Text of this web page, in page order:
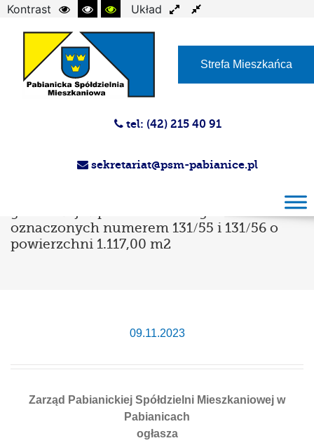
Kontrast
Układ
Strefa Mieszkańca
tel: (42) 215 40 91
sekretariat@psm-pabianice.pl
oznaczonych numerem 131/55 i 131/56 o
powierzchni 1.117,00 m2
09.11.2023
Zarząd Pabianickiej Spółdzielni Mieszkaniowej w
Pabianicach
ogłasza